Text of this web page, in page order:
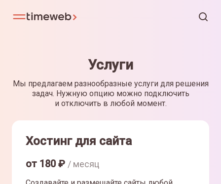
Услуги
Мы предлагаем разнообразные услуги для решения
задач. Нужную опцию можно подключить
и отключить в любой момент.
Хостинг для сайта
от 180₽ / месяц